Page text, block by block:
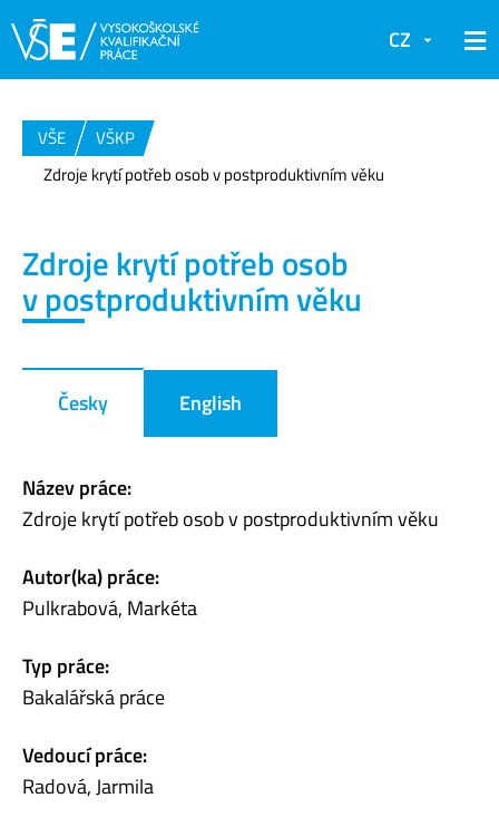
CZ
VŠE
VŠKP
Zdroje krytí potřeb osob v postproduktivním věku
Zdroje krytí potřeb osob
v postproduktivním věku
Česky English
Název práce:
Zdroje krytí potřeb osob v postproduktivním věku
Autor(ka) práce:
Pulkrabová, Markéta
Typ práce:
Bakalářská práce
Vedoucí práce:
Radová, Jarmila